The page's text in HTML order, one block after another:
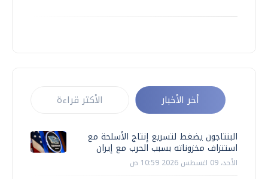
أخر الأخبار الأكثر قراءة
البنتاجون يضغط لتسريع إنتاج الأسلحة مع
استنزاف مخزوناته بسبب الحرب مع إيران
الأحد، 09 اغسطس 2026 10:59 ص